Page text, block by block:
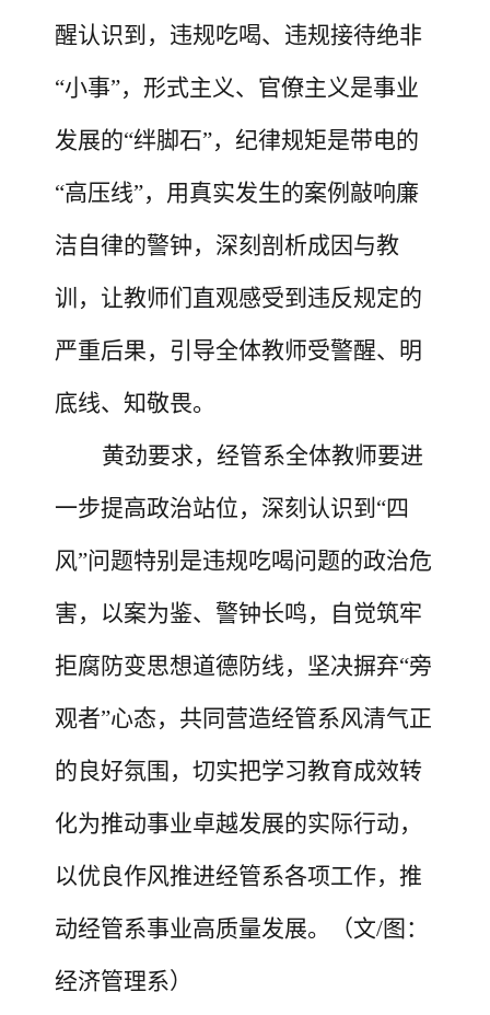
醒认识到，违规吃喝、违规接待绝非
“小事”，形式主义、官僚主义是事业
发展的“绊脚石”，纪律规矩是带电的
“高压线”，用真实发生的案例敲响廉
洁自律的警钟， 深刻剖析成因与教
训， 让教师们直观感受到违反规定的
严重后果， 引导全体教师受警醒、明
底线、知敬畏。
黄劲要求，经管系全体教师要进
一步提高政治站位，深刻认识到 “四
风”问题特别是违规吃喝问题的政治危
害，以案为鉴、警钟长鸣，自觉筑牢
拒腐防变思想道德防线，坚决摒弃“旁
观者”心态，共同营造经管系风清气正
的良好氛围，切实把学习教育成效转
化为推动事业卓越发展的实际行动，
以优良作风推进经管系各项工作，推
动经管系事业高质量发展。
（文/图：
经济管理系）